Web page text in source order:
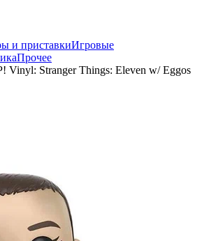
и приставкиИгровые
Прочее
Vinyl: Stranger Things: Eleven w/ Eggos